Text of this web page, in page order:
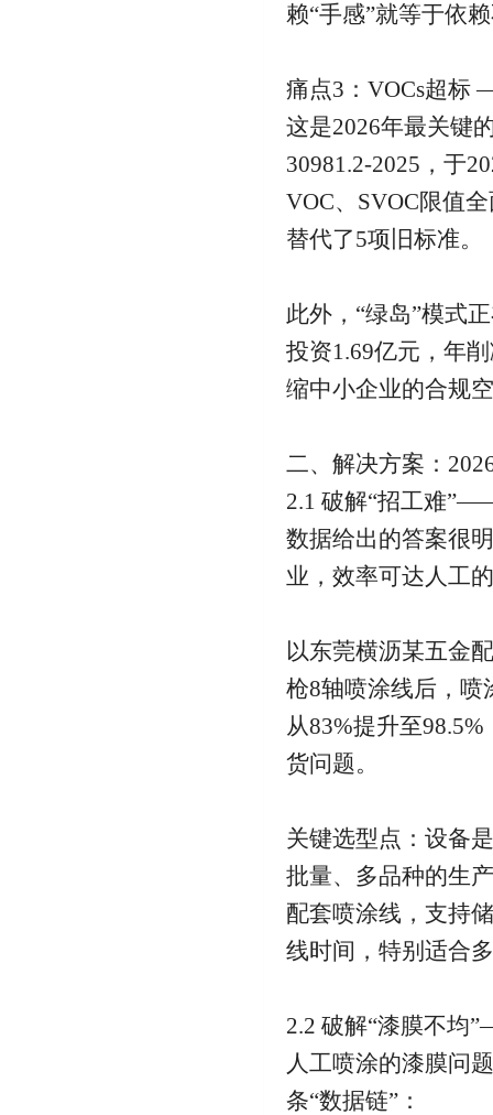
赖“手感”就等于依
痛点3：VOCs超标
这是2026年最关键
30981.2-2025，于
VOC、SVOC限值
替代了5项旧标准。
此外，“绿岛”模式
投资1.69亿元，年
缩中小企业的合规
二、解决方案：
2.1 破解“招工难
数据给出的答案很
业，效率可达人工
以东莞横沥某五金
枪8轴喷涂线后，喷
从83%提升至
货问题。
关键选型点：设备
批量、多品种的生
配套喷涂线，支持
线时间，特别适合
2.2 破解“漆膜不均
人工喷涂的漆膜问
条“数据链”：